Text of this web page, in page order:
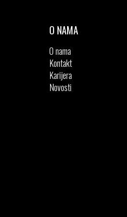
O NAMA
O nama
Kontakt
Karijera
Novosti